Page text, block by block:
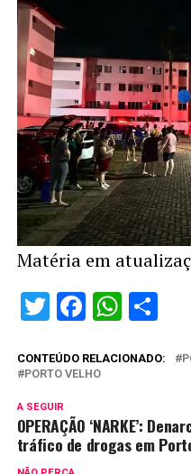
Matéria em
Twitter
Facebook
CONTEÚDO RELACIONADO:
PORTO VELHO
A SEGUIR
OPERAÇÃO ‘NARKE’:
tráfico de drogas em